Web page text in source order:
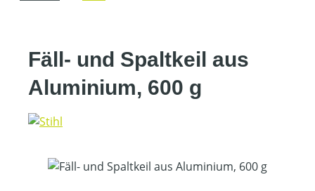
Fäll- und Spaltkeil aus
Aluminium, 600 g
Bildergalerie überspringen